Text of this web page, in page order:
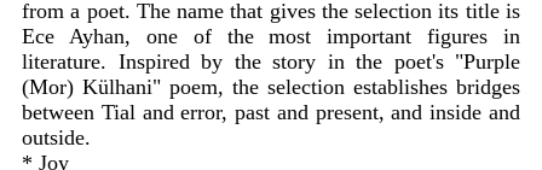
from a poet. The name that gives the selection its title is
Ece Ayhan, one of the most important figures in
literature. Inspired by the story in the poet's "Purple
(Mor) Külhani" poem, the selection establishes bridges
between Tial and error, past and present, and inside and
outside.
* Joy